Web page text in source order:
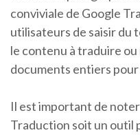
conviviale de Google
utilisateurs de saisir du
le contenu à traduire
documents entiers
Il est important de
Traduction soit un outil